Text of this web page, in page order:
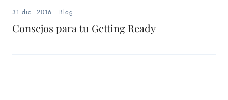
31.dic..2016 . Blog
Consejos para tu Getting Ready